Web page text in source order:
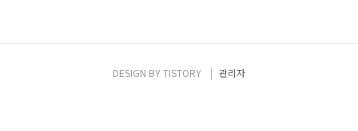
DESIGN BYTISTORY 관리자